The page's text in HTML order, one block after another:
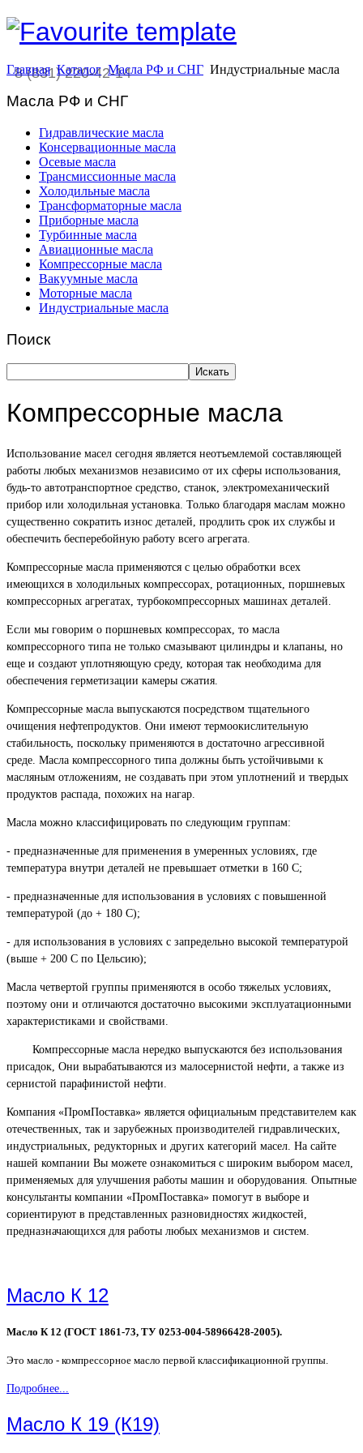
8 (831) 220-42-14
Главная Каталог Масла РФ и СНГ Индустриальные масла
Масла РФ и СНГ
Гидравлические масла
Консервационные масла
Осевые масла
Трансмиссионные масла
Холодильные масла
Трансформаторные масла
Приборные масла
Турбинные масла
Авиационные масла
Компрессорные масла
Вакуумные масла
Моторные масла
Индустриальные масла
Поиск
Искать
Компрессорные масла
Использование масел сегодня является неотъемлемой составляющей
работы любых механизмов независимо от их сферы использования,
будь-то автотранспортное средство, станок, электромеханический
прибор или холодильная установка. Только благодаря маслам можно
существенно сократить износ деталей, продлить срок их службы и
обеспечить бесперебойную работу всего агрегата.
Компрессорные масла применяются с целью обработки всех
имеющихся в холодильных компрессорах, ротационных, поршневых
компрессорных агрегатах, турбокомпрессорных машинах деталей.
Если мы говорим о поршневых компрессорах, то масла
компрессорного типа не только смазывают цилиндры и клапаны, но
еще и создают уплотняющую среду, которая так необходима для
обеспечения герметизации камеры сжатия.
Компрессорные масла выпускаются посредством тщательного
очищения нефтепродуктов. Они имеют термоокислительную
стабильность, поскольку применяются в достаточно агрессивной
среде. Масла компрессорного типа должны быть устойчивыми к
масляным отложениям, не создавать при этом уплотнений и твердых
продуктов распада, похожих на нагар.
Масла можно классифицировать по следующим группам:
- предназначенные для применения в умеренных условиях, где
температура внутри деталей не превышает отметки в 160 С;
- предназначенные для использования в условиях с повышенной
температурой (до + 180 С);
- для использования в условиях с запредельно высокой температурой
(выше + 200 С по Цельсию);
Масла четвертой группы применяются в особо тяжелых условиях,
поэтому они и отличаются достаточно высокими эксплуатационными
характеристиками и свойствами.
Компрессорные масла нередко выпускаются без использования
присадок, Они вырабатываются из малосернистой нефти, а также из
сернистой парафинистой нефти.
Компания «ПромПоставка» является официальным представителем как
отечественных, так и зарубежных производителей гидравлических,
индустриальных, редукторных и других категорий масел. На сайте
нашей компании Вы можете ознакомиться с широким выбором масел,
применяемых для улучшения работы машин и оборудования. Опытные
консультанты компании «ПромПоставка» помогут в выборе и
сориентируют в представленных разновидностях жидкостей,
предназначающихся для работы любых механизмов и систем.
Масло К 12
Масло К 12 (ГОСТ 1861-73, ТУ 0253-004-58966428-2005).
Это масло - компрессорное масло первой классификационной группы.
Подробнее...
Масло К 19 (К19)